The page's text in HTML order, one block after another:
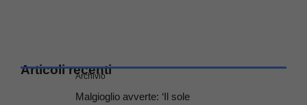
Articoli recenti
Archivio
Malgioglio avverte: ‘Il sole